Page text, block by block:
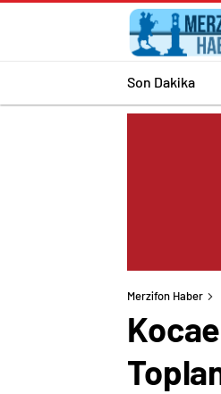
Son Dakika
Merzifon Haber